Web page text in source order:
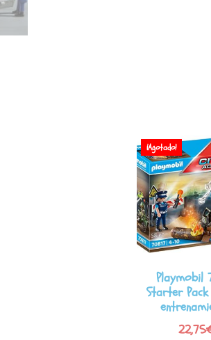
¡Agotado!
Playmobil
Starter Pack
22,75